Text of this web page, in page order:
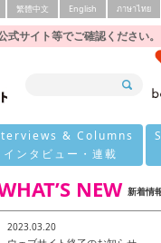
サイト等でご確認ください。
繁體中文 English ภาษาไทย
& Columns
インタビュー・連載
NEW 新着情
2023.03.20